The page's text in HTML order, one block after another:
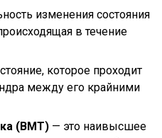
изменения состояния
в течение
которое проходит
между его крайними
(ВМТ) — это наивысшее